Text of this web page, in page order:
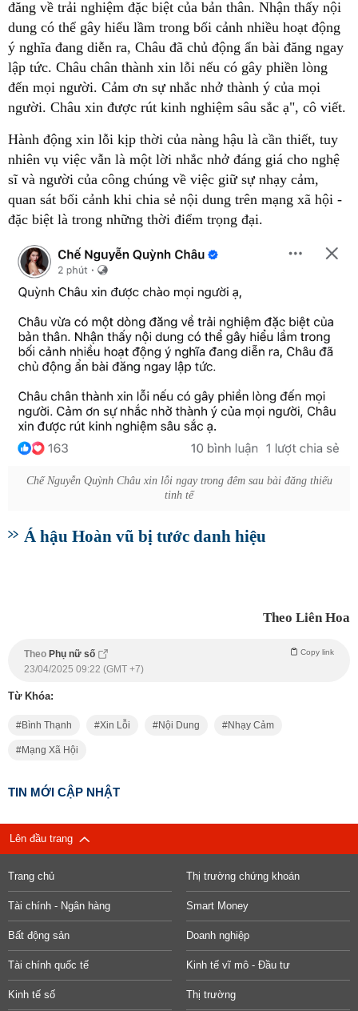
đăng về trải nghiệm đặc biệt của bản thân. Nhận thấy nội
dung có thể gây hiểu lầm trong bối cảnh nhiều hoạt động
ý nghĩa đang diễn ra, Châu đã chủ động ẩn bài đăng ngay
lập tức. Châu chân thành xin lỗi nếu có gây phiền lòng
đến mọi người. Cảm ơn sự nhắc nhở thành ý của mọi
người. Châu xin được rút kinh nghiệm sâu sắc ạ", cô viết.
Hành động xin lỗi kịp thời của nàng hậu là cần thiết, tuy
nhiên vụ việc vẫn là một lời nhắc nhở đáng giá cho nghệ
sĩ và người của công chúng về việc giữ sự nhạy cảm,
quan sát bối cảnh khi chia sẻ nội dung trên mạng xã hội -
đặc biệt là trong những thời điểm trọng đại.
Chế Nguyễn Quỳnh Châu xin lỗi ngay trong đêm sau bài đăng thiếu
tinh tế
Á hậu Hoàn vũ bị tước danh hiệu
Theo Liên Hoa
Theo Phụ nữ số Copy link
23/04/2025 09:22 (GMT +7)
Từ Khóa:
Bình Thạnh Xin Lỗi Nội Dung Nhạy Cảm
Mạng Xã Hội
TIN MỚI CẬP NHẬT
Lên đầu trang
Trang chủ Thị trường chứng khoán
Tài chính - Ngân hàng Smart Money
Bất động sản Doanh nghiệp
Tài chính quốc tế Kinh tế vĩ mô - Đầu tư
Kinh tế số Thị trường